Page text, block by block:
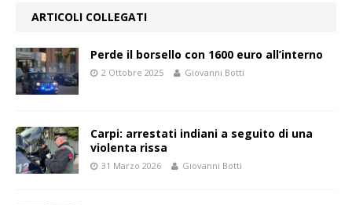
ARTICOLI COLLEGATI
Perde il borsello con 1600 euro all’interno
2 Ottobre 2025 Giovanni Botti
Carpi: arrestati indiani a seguito di una
violenta rissa
31 Marzo 2026 Giovanni Botti